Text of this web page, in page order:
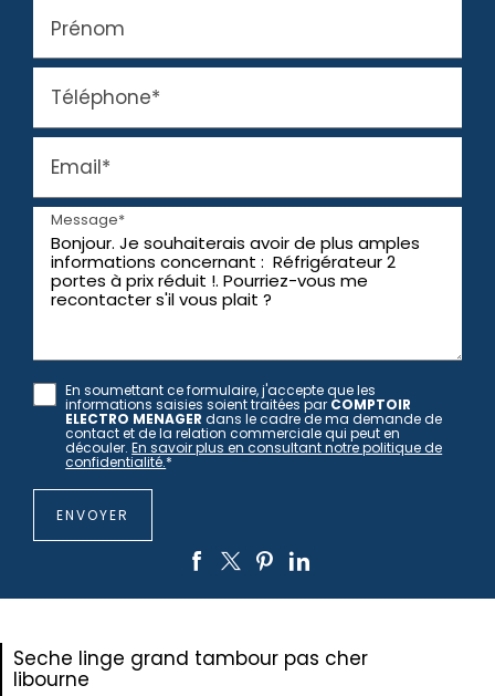
Prénom
Téléphone*
Email*
Message*
En soumettant ce formulaire, j'accepte que les
informations saisies soient traitées par COMPTOIR
ELECTRO MENAGER dans le cadre de ma demande de
contact et de la relation commerciale qui peut en
découler.En savoir plus en consultant notre politique de
confidentialité.*
Seche linge grand tambour pas cher
libourne